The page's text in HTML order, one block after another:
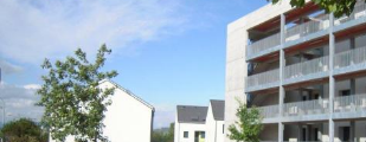
Organisation
Prestations
Actualités